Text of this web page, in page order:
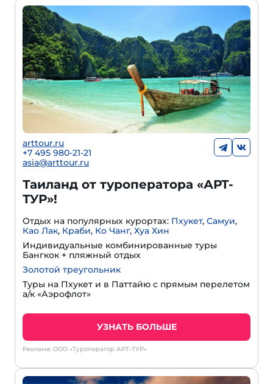
arttour.ru
+7 495 980-21-21
asia@arttour.ru
Таиланд от туроператора «АРТ-
ТУР»!
Отдых на популярных курортах: Пхукет, Самуи,
Као Лак, Краби, Ко Чанг, Хуа Хин
Индивидуальные комбинированные туры
Бангкок + пляжный отдых
Золотой треугольник
Туры на Пхукет и в Паттайю с прямым перелетом
а/к «Аэрофлот»
УЗНАТЬ БОЛЬШЕ
Реклама: ООО «Туроператор АРТ-ТУР»